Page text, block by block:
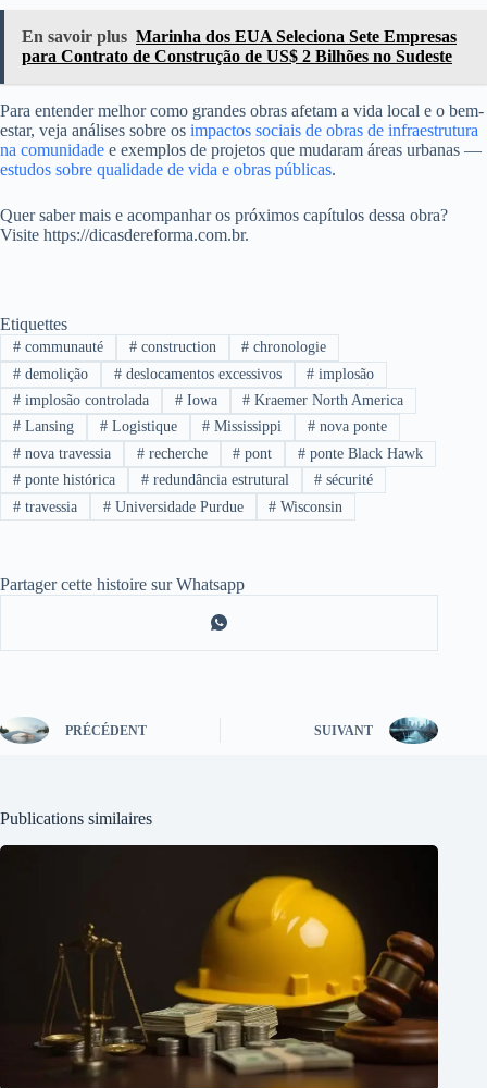
En savoir plus Marinha dos EUA Seleciona Sete Empresas
para Contrato de Construção de US$ 2 Bilhões no Sudeste
Para entender melhor como grandes obras afetam a vida local e o bem-
estar, veja análises sobre os impactos sociais de obras de infraestrutura
na comunidade e exemplos de projetos que mudaram áreas urbanas —
estudos sobre qualidade de vida e obras públicas.
Quer saber mais e acompanhar os próximos capítulos dessa obra?
Visite https://dicasdereforma.com.br.
Etiquettes
#communauté #construction # chronologie
#demolição #deslocamentos excessivos # implosão
#implosão controlada #Iowa # Kraemer North America
#Lansing #Logistique # Mississippi # nova ponte
#nova travessia #recherche # pont # ponte Black Hawk
#ponte histórica #redundância estrutural # sécurité
#travessia #Universidade Purdue # Wisconsin
Partager cette histoire sur Whatsapp
PRÉCÉDENT SUIVANT
Publications similaires